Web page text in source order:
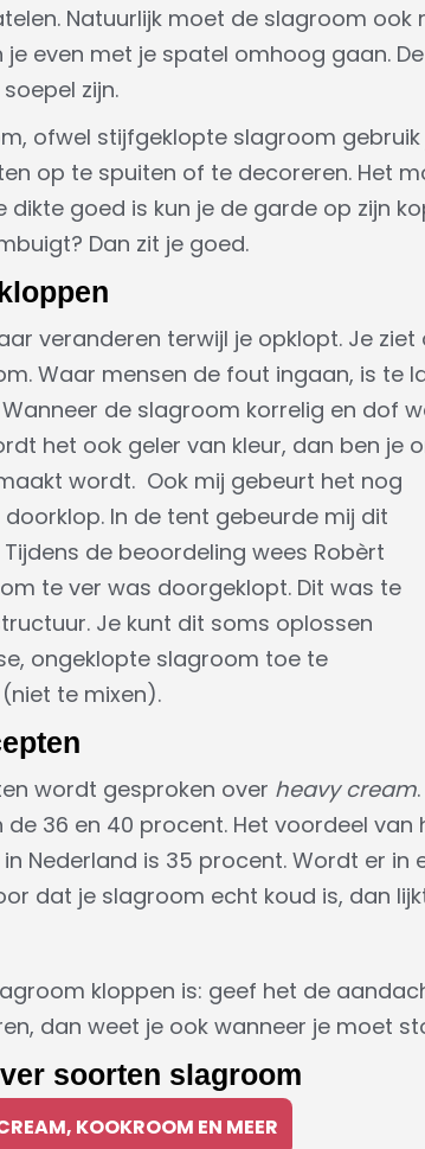
Natuurlijk moet de slagroom ook
je even met je spatel omhoog gaan.
zijn.
ofwel stijfgeklopte slagroom gebruik
op te spuiten of te decoreren. Het
dikte goed is kun je de garde op zijn
Dan zit je goed.
veranderen terwijl je opklopt. Je
Waar mensen de fout ingaan, is te
Wanneer de slagroom korrelig en dof
het ook geler van kleur, dan ben je
wordt. Ook mij gebeurt het nog
In de tent gebeurde mij dit
de beoordeling wees Robèrt
te ver was doorgeklopt. Dit was te
Je kunt dit soms oplossen
ongeklopte slagroom toe te
te mixen).
wordt gesproken over heavy cream
36 en 40 procent. Het voordeel
Nederland is 35 procent. Wordt er
dat je slagroom echt koud is, dan
kloppen is: geef het de
dan weet je ook wanneer je moet
soorten slagroom
KOOKROOM EN MEER